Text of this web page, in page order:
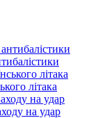
літака
на удар